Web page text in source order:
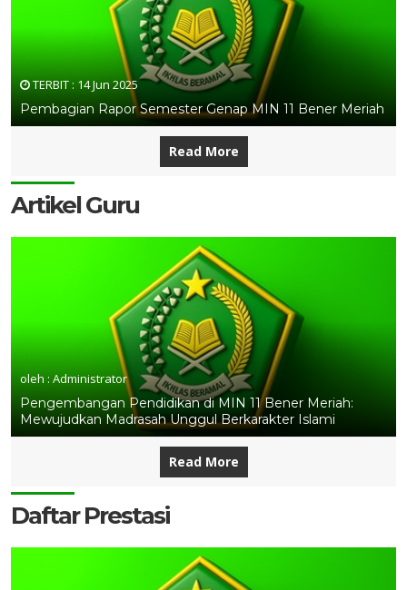
TERBIT : 14 Jun 2025
Pembagian Rapor Semester Genap MIN 11 Bener Meriah
Read More
Artikel Guru
oleh : Administrator
Pengembangan Pendidikan di MIN 11 Bener Meriah:
Mewujudkan Madrasah Unggul Berkarakter Islami
Read More
Daftar Prestasi